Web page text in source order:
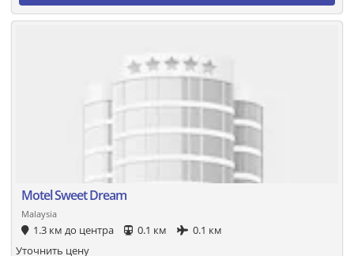
Motel Sweet Dream
Malaysia
1.3 км до центра 0.1 км 0.1 км
Уточнить цену